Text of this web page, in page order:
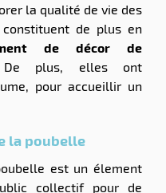
la qualité de vie des
de plus en
de décor de
plus, elles ont
pour accueillir un
la poubelle
est un élement
collectif pour de